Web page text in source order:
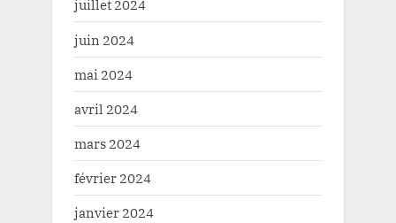
juillet 2024
juin 2024
mai 2024
avril 2024
mars 2024
février 2024
janvier 2024